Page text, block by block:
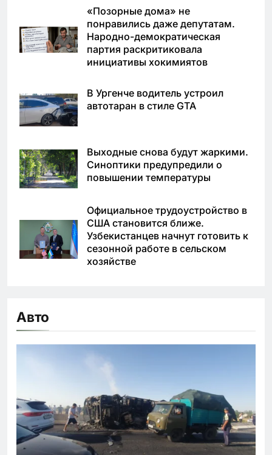
«Позорные дома» не
понравились даже депутатам.
Народно-демократическая
партия раскритиковала
инициативы хокимиятов
В Ургенче водитель устроил
автотаран в стиле GTA
Выходные снова будут жаркими.
Синоптики предупредили о
повышении температуры
Официальное трудоустройство в
США становится ближе.
Узбекистанцев начнут готовить к
сезонной работе в сельском
хозяйстве
Авто